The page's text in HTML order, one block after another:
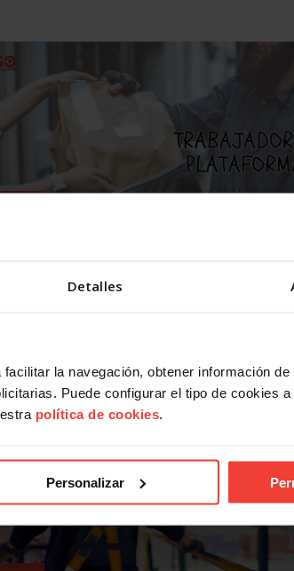
Detalles
la navegación, obtener información
Puede configurar el tipo de cookies
política de cookies.
Personalizar